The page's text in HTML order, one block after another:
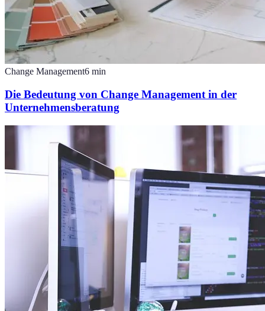
Change Management6 min
Die Bedeutung von Change Management in der
Unternehmensberatung